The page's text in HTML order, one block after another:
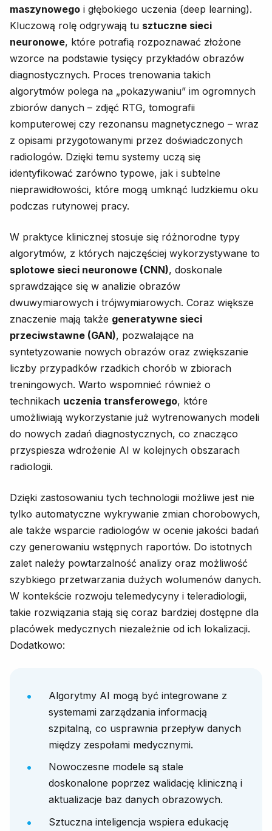
maszynowego i głębokiego uczenia (deep learning).
Kluczową rolę odgrywają tu sztuczne sieci
neuronowe, które potrafią rozpoznawać złożone
wzorce na podstawie tysięcy przykładów obrazów
diagnostycznych. Proces trenowania takich
algorytmów polega na „pokazywaniu” im ogromnych
zbiorów danych – zdjęć RTG, tomografii
komputerowej czy rezonansu magnetycznego – wraz
z opisami przygotowanymi przez doświadczonych
radiologów. Dzięki temu systemy uczą się
identyfikować zarówno typowe, jak i subtelne
nieprawidłowości, które mogą umknąć ludzkiemu oku
podczas rutynowej pracy.
W praktyce klinicznej stosuje się różnorodne typy
algorytmów, z których najczęściej wykorzystywane to
splotowe sieci neuronowe (CNN), doskonale
sprawdzające się w analizie obrazów
dwuwymiarowych i trójwymiarowych. Coraz większe
znaczenie mają także generatywne sieci
przeciwstawne (GAN), pozwalające na
syntetyzowanie nowych obrazów oraz zwiększanie
liczby przypadków rzadkich chorób w zbiorach
treningowych. Warto wspomnieć również o
technikach uczenia transferowego, które
umożliwiają wykorzystanie już wytrenowanych modeli
do nowych zadań diagnostycznych, co znacząco
przyspiesza wdrożenie AI w kolejnych obszarach
radiologii.
Dzięki zastosowaniu tych technologii możliwe jest nie
tylko automatyczne wykrywanie zmian chorobowych,
ale także wsparcie radiologów w ocenie jakości badań
czy generowaniu wstępnych raportów. Do istotnych
zalet należy powtarzalność analizy oraz możliwość
szybkiego przetwarzania dużych wolumenów danych.
W kontekście rozwoju telemedycyny i teleradiologii,
takie rozwiązania stają się coraz bardziej dostępne dla
placówek medycznych niezależnie od ich lokalizacji.
Dodatkowo:
Algorytmy AI mogą być integrowane z
systemami zarządzania informacją
szpitalną, co usprawnia przepływ danych
między zespołami medycznymi.
Nowoczesne modele są stale
doskonalone poprzez walidację kliniczną i
aktualizacje baz danych obrazowych.
Sztuczna inteligencja wspiera edukację